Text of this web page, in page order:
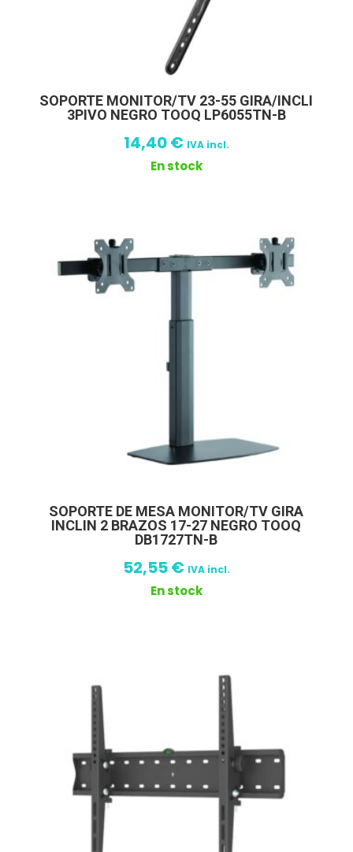
SOPORTE MONITOR/TV 23-55 GIRA/INCLI
3PIVO NEGRO TOOQ LP6055TN-B
14,40€ IVA incl.
En stock
SOPORTE DE MESA MONITOR/TV GIRA
INCLIN 2 BRAZOS 17-27 NEGRO TOOQ
DB1727TN-B
52,55€ IVA incl.
En stock